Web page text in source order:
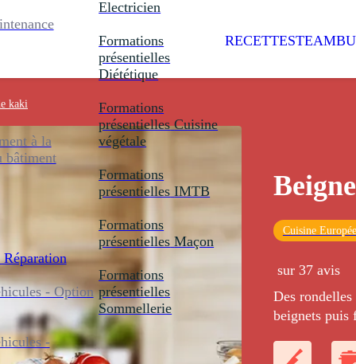
à la
bâtiment
- Option
-
Electricien
Formations
présentielles
Diététique
Formations
présentielles Cuisine
végétale
Formations
présentielles IMTB
Formations
présentielles Maçon
Formations
présentielles
Sommellerie
RECETTES
kaki
Cuisine
sur 37 avis
Des rondelles
beignets puis